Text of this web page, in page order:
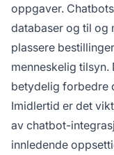
oppgaver.
databaser og til og
plassere
menneskelig tilsyn.
betydelig forbedre
Imidlertid er det
av chatbot-
innledende